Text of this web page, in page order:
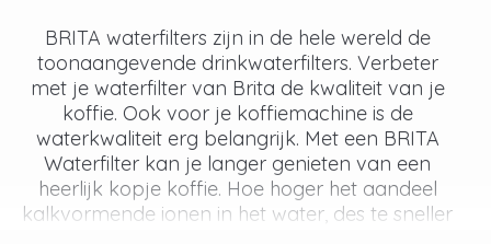
BRITA waterfilters zijn in de hele wereld de
toonaangevende drinkwaterfilters. Verbeter
met je waterfilter van Brita de kwaliteit van je
koffie. Ook voor je koffiemachine is de
waterkwaliteit erg belangrijk. Met een BRITA
Waterfilter kan je langer genieten van een
heerlijk kopje koffie. Hoe hoger het aandeel
kalkvormende ionen in het water, des te sneller